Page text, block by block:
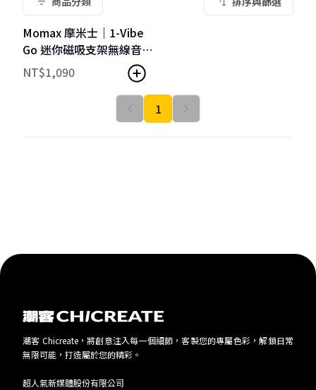
Momax 摩米士｜1-Vibe
Go 迷你磁吸支架無線音
箱
NT$1,090
1
潮客 Chicreate，將創意注入每一個細節，客製您的專屬色彩，解鎖日常
無限可能，打造屬於您的精彩。
超人氣新媒體股份有限公司